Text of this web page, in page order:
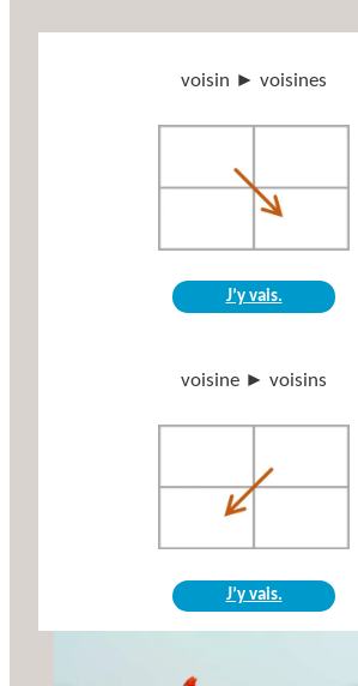
voisin ► voisines
J’y vais.
voisine ► voisins
J’y vais.